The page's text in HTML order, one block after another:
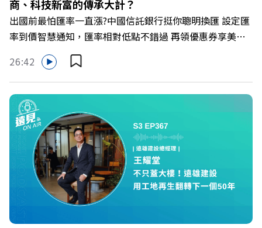
https://gvmkt.pse.is/9al3px ✨關注《遠見》更多的社群：
LINE：https://reurl.cc/A4ELQp IG：
https://bit.ly/3AjBWNV YT：https://bit.ly/38jNi9k
Powered by Firstory Hosting
商、科技新富的傳承大計？
出國前最怕匯率一直漲?中國信託銀行挺你聰明換匯 設定匯
率到價智慧通知，匯率相對低點不錯過 再領優惠券享美金
最高減3分等優惠 立即設定： https://fstry.pse.is/9d7lr7
投資外幣如幣別轉換可能產生匯兌損失，應評估涉及自身情
況審慎投資。 完整注意事項詳見網站資訊。 —— 以上為
Firstory Podcast 廣告 —— 如果有一天，台灣成為亞洲新
一代的財富調度與資產管理重鎮，你的資產配置會怎麼變？
在政府力推「亞洲資產管理中心」政策、高雄專區成立滿週
年的關鍵時刻，台灣的投信、信託與財富管理業務，正迎來
史詩級的法規鬆綁與資金浪潮。 本集《遠見ON AIR》邀請
到遠見資深主編廖君雅，帶你解析這場台灣史上最大規模的
財富版圖重組。 🔺資產管理大躍進！台灣憑什麼挑戰亞太
金融重鎮？ 🔺不只是口號！主動式ETF與被動平衡型ETF如
26:42